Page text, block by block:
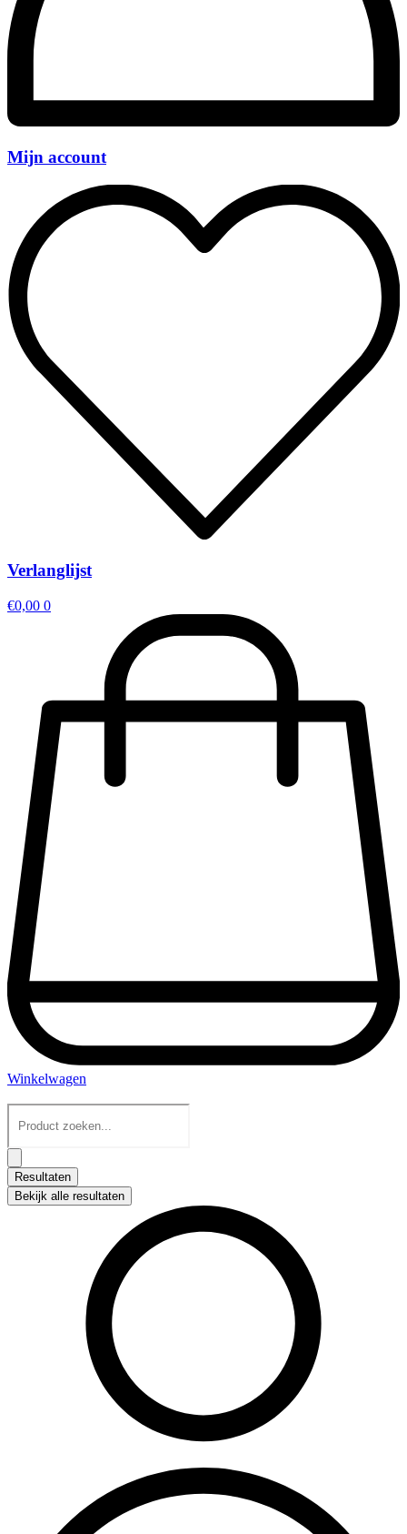
Mijn account
Verlanglijst
€0,00 0
Winkelwagen
Search
Resultaten
Bekijk alle resultaten